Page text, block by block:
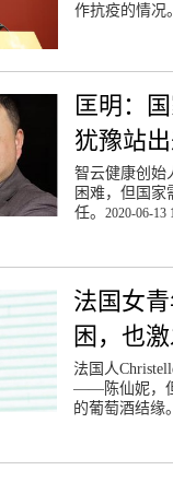
作抗疫的情况。
匡明：
犹豫站
智云健康创始
困难，但国家
任。 2020-06-13
法国女
困，也
法国人
——陈仙妮，
的葡萄酒结缘